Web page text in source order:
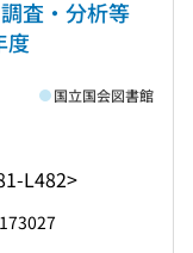
査・分析等
度
L482>
国立国会図書館